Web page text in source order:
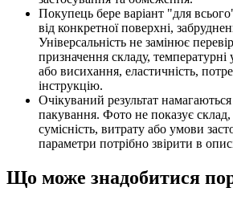
Покупець бере варіант "для
від конкретної поверхні,
Універсальність не замінює
призначення складу, температурні
або висихання, еластичність,
інструкцію.
Очікуваний результат
пакування. Фото не показує
сумісність, витрату або умови
параметри потрібно звірити в
Що може знадобитися